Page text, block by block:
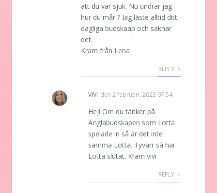
att du var sjuk. Nu undrar jag
hur du mår ? Jag läste alltid ditt
dagliga budskaap och saknar
det.
Kram från Lena
REPLY
VIVI den 2 februari, 2023 07:54
Hej! Om du tänker på
Änglabudskapen som Lotta
spelade in så är det inte
samma Lotta. Tyvärr så har
Lotta slutat. Kram vivi
REPLY